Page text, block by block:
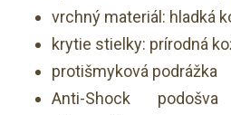
vrchný materiál: hladká
krytie stielky: prírodná
protišmyková podrážka
Anti-Shock